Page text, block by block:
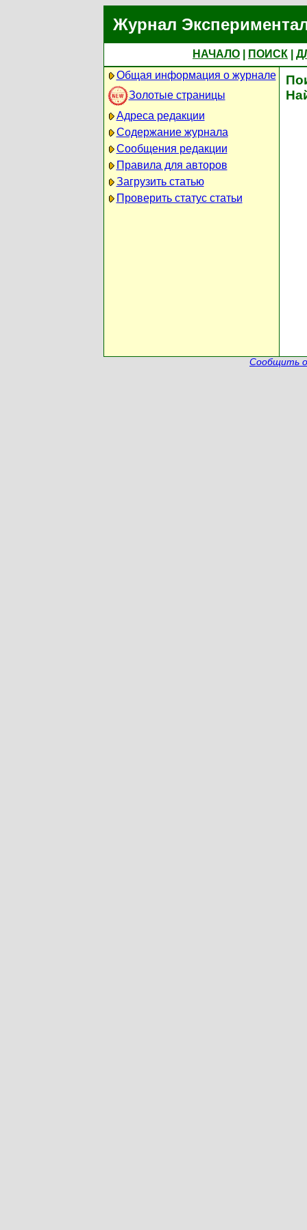
Журнал
НАЧАЛО ПОИСК
Общая информация о журнале
Золотые страницы
Адреса редакции
Содержание журнала
Сообщения редакции
Правила для авторов
Загрузить статью
Проверить статус статьи
Сообщить о